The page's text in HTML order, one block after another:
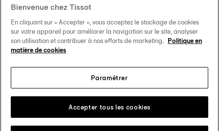
Nos engagements
Suivez-nous sur les réseaux sociaux
Changer de pays Tissot Copyrights 2026
Bienvenue chez Tissot
En cliquant sur « Accepter », vous acceptez le stockage de cookies
sur votre appareil pour améliorer la navigation sur le site, analyser
son utilisation et contribuer à nos efforts de marketing. Politique en
matière de cookies
Paramétrer
Accepter tous les cookies